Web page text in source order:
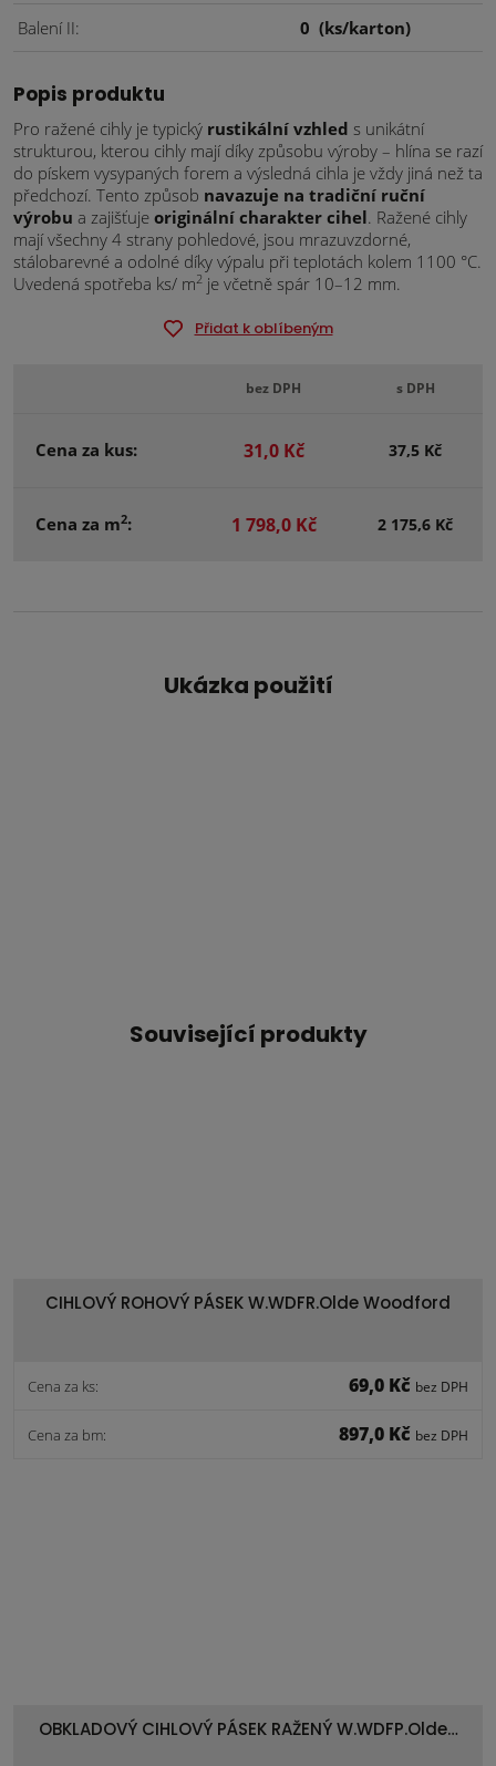
Balení II 0 (ks/karton)
Popis produktu
Pro ražené cihly je typický rustikální vzhled s unikátní
strukturou, kterou cihly mají díky způsobu výroby – hlína se razí
do pískem vysypaných forem a výsledná cihla je vždy jiná než ta
předchozí. Tento způsob navazuje na tradiční ruční
výrobu a zajišťuje originální charakter cihel. Ražené cihly
mají všechny 4 strany pohledové, jsou mrazuvzdorné,
stálobarevné a odolné díky výpalu při teplotách kolem 1100 °C.
Uvedená spotřeba ks/ m2 je včetně spár 10–12 mm.
Přidat k oblíbeným
bez DPH s DPH
Cena za kus: 31,0 Kč 37,5 Kč
Cena za m2: 1 798,0 Kč 2 175,6 Kč
Ukázka použití
Související produkty
CIHLOVÝ ROHOVÝ PÁSEK W.WDFR.Olde Woodford
Cena za ks: 69,0 Kč bez DPH
Cena za bm: 897,0 Kč bez DPH
OBKLADOVÝ CIHLOVÝ PÁSEK RAŽENÝ W.WDFP.Olde…